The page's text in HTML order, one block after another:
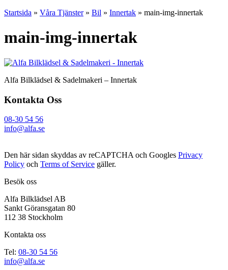
Startsida » Våra Tjänster» Bil » Innertak » main-img-innertak
main-img-innertak
Alfa Bilklädsel & Sadelmakeri – Innertak
Kontakta Oss
08-30 54 56
info@alfa.se
Den här sidan skyddas av reCAPTCHA och Googles Privacy
Policy och Terms of Service gäller.
Besök oss
Alfa Bilklädsel AB
Sankt Göransgatan 80
112 38 Stockholm
Kontakta oss
Tel: 08-30 54 56
info@alfa.se